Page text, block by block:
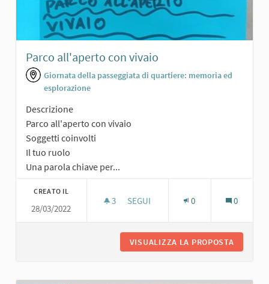
Parco all'aperto con vivaio
Giornata della passeggiata di quartiere: memoria ed
esplorazione
Descrizione
Parco all'aperto con vivaio
Soggetti coinvolti
Il tuo ruolo
Una parola chiave per...
CREATO IL
28/03/2022
3 3 SOSTENITORI
SEGUI 0 0
VISUALIZZA LA PROPOSTA